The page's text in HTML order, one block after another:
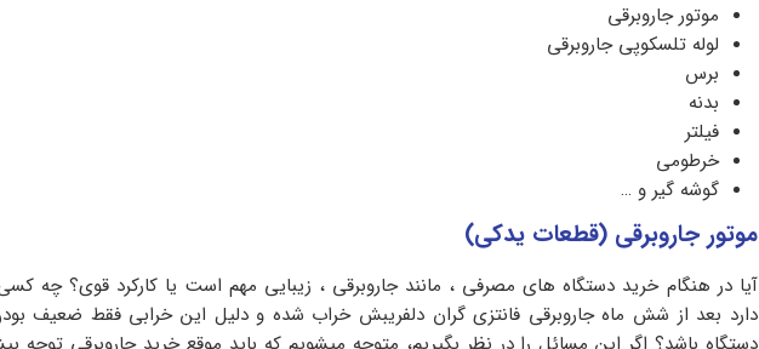
موتور جاروبرقی
لوله تلسکوپی جاروبرقی
برس
بدنه
فیلتر
خرطومی
گوشه گیر و …
موتور جاروبرقی (قطعات یدکی)
آیا در هنگام خرید دستگاه های مصرفی ، مانند جاروبرقی ، زیبایی مهم است یا کارکرد قوی؟ چه
دارد بعد از شش ماه جاروبرقی فانتزی گران دلفریبش خراب شده و دلیل این خرابی فقط ضعیف